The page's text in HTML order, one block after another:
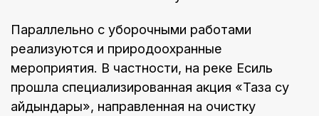
Параллельно с уборочными работами
реализуются и природоохранные
мероприятия. В частности, на реке Есиль
прошла специализированная акция «Таза су
айдындары», направленная на очистку